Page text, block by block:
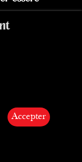
| Passion
Accepter